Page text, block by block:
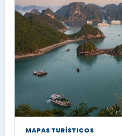
MAPAS TURÍSTICOS